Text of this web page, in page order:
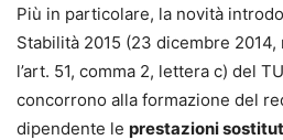
Più in particolare, la novità
Stabilità 2015 (23 dicembre 2014,
l’art. 51, comma 2, lettera c) del
concorrono alla formazione del
dipendente le prestazioni